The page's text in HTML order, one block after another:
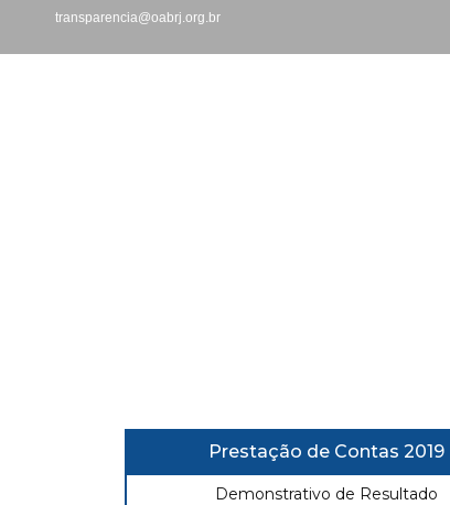
transparencia@oabrj.org.br
Prestação de Contas 2019
Demonstrativo de Resultado